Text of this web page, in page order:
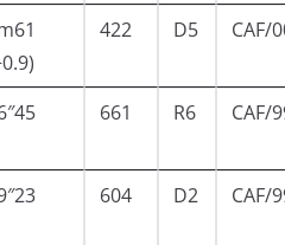
422 D5 CAF/
661 R6 CAF/
604 D2 CAF/